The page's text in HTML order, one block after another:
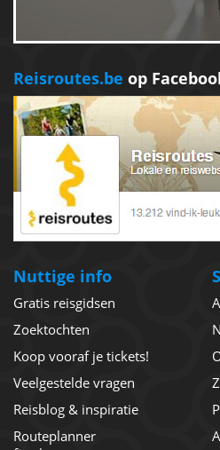
Reisroutes.be op
Nuttige info
Gratis reisgidsen
Zoektochten
Koop vooraf je tickets!
Veelgestelde vragen
Reisblog & inspiratie
Routeplanner